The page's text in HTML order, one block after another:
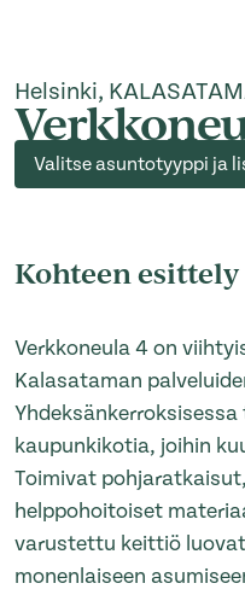
Helsinki,
Valitse asuntotyyppi ja
Kohteen esittely
Verkkoneula 4 on
Kalasataman
kaupunkikotia, joihin
Toimivat
helppohoitoiset
varustettu keittiö
monenlaiseen